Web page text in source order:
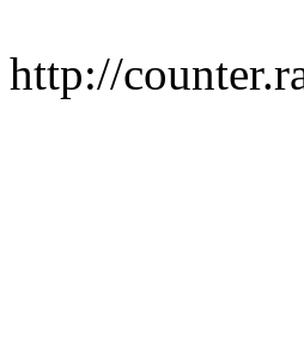
http://